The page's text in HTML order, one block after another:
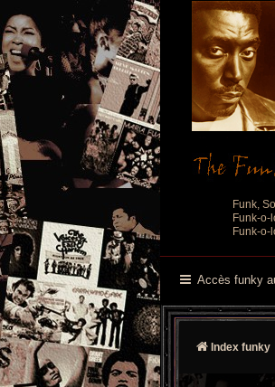
Funk,
Funk-o-
Funk-o-
Accès funky
Index funky